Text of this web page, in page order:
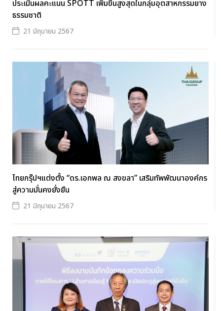
ประเมินผลคะแนน SPOTT เพิ่มขึ้นสูงสุดในกลุ่มอุตสาหกรรมยาง
ธรรมชาติ
21 มิถุนายน 2567
ไทยกรุ๊ปฯแต่งตั้ง “ดร.เอกพล ณ สงขลา” เสริมทัพพัฒนาองค์กร
สู่ความมั่นคงยั่งยืน
21 มิถุนายน 2567